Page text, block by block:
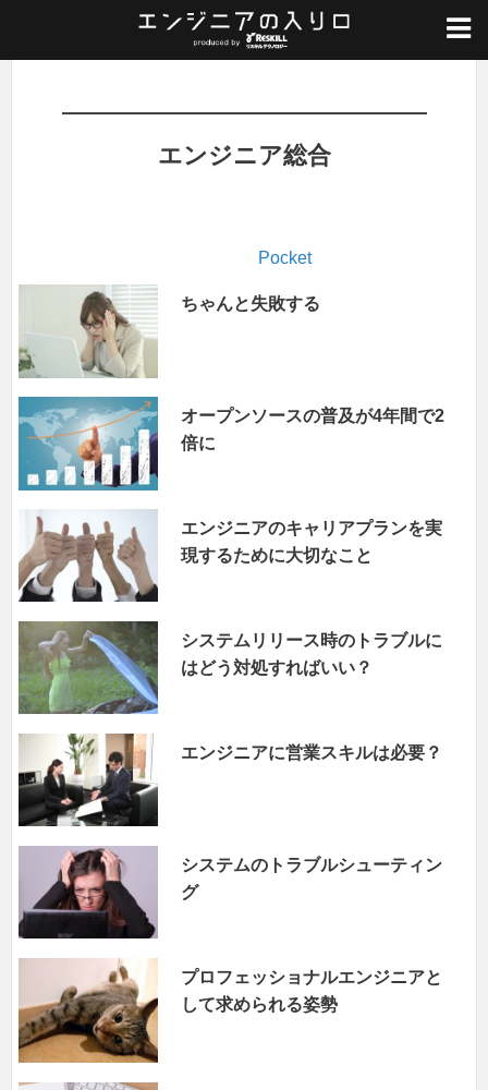
エンジニア総合
エンジニア総合
Pocket
ちゃんと失敗する
オープンソースの普及が4年間で2
倍に
エンジニアのキャリアプランを実
現するために大切なこと
システムリリース時のトラブルに
はどう対処すればいい？
エンジニアに営業スキルは必要？
システムのトラブルシューティン
グ
プロフェッショナルエンジニアと
して求められる姿勢